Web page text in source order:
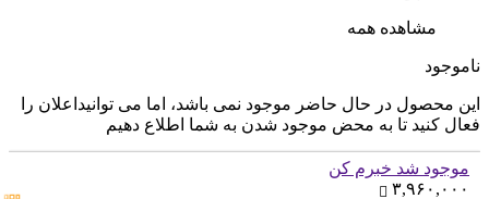
مشاهده همه
ناموجود
این محصول در حال حاضر موجود نمی باشد، اما می توانیداعلان را
فعال کنید تا به محض موجود شدن به شما اطلاع دهیم
موجود شد خبرم کن
۳,۹۶۰,۰۰۰